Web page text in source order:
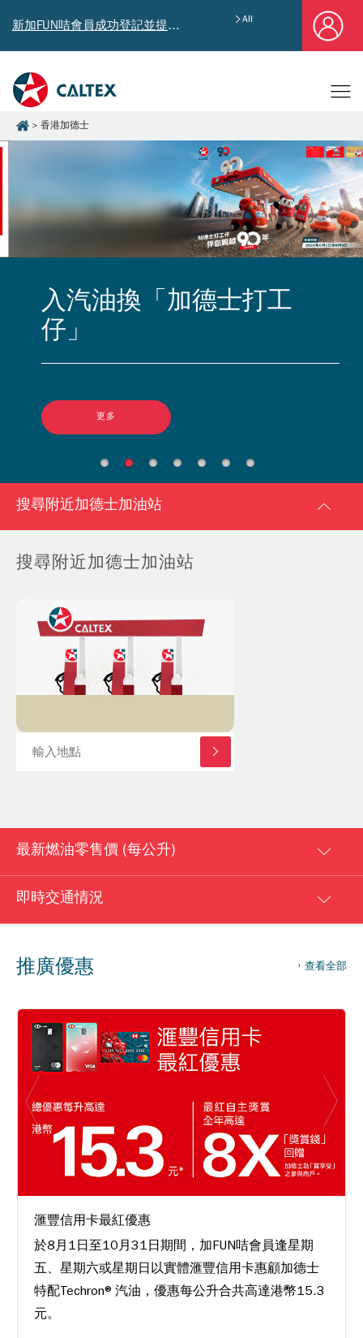
新加FUN咭會員成功登記並提供郵寄地址，即享獨家迎新汽油優惠券禮總值HK$4,640! All
香港加德士
入汽油換「加德士打工
仔」
更多
搜尋附近加德士加油站
搜尋附近加德士加油站
最新燃油零售價 (每公升)
即時交通情況
推廣優惠 查看全部
滙豐信用卡最紅優惠
於8月1日至10月31日期間，加FUN咭會員逢星期
五、星期六或星期日以實體滙豐信用卡惠顧加德士
特配Techron®汽油，優惠每公升合共高達港幣15.3
元。